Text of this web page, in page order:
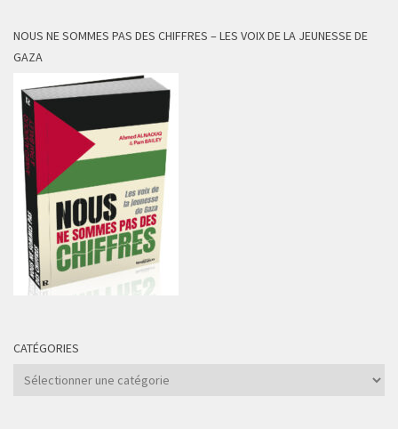
NOUS NE SOMMES PAS DES CHIFFRES – LES VOIX DE LA JEUNESSE DE
GAZA
CATÉGORIES
Catégories